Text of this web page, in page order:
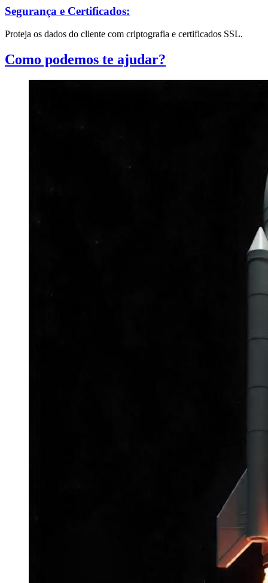
Segurança e Certificados:
Proteja os dados do cliente com criptografia e certificados SSL.
Como podemos te ajudar?